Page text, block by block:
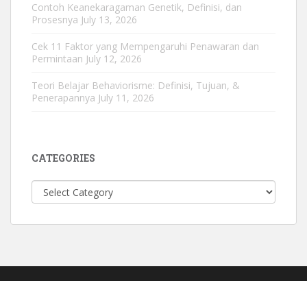
Contoh Keanekaragaman Genetik, Definisi, dan
Prosesnya July 13, 2026
Cek 11 Faktor yang Mempengaruhi Penawaran dan
Permintaan July 12, 2026
Teori Belajar Behaviorisme: Definisi, Tujuan, &
Penerapannya July 11, 2026
CATEGORIES
Categories